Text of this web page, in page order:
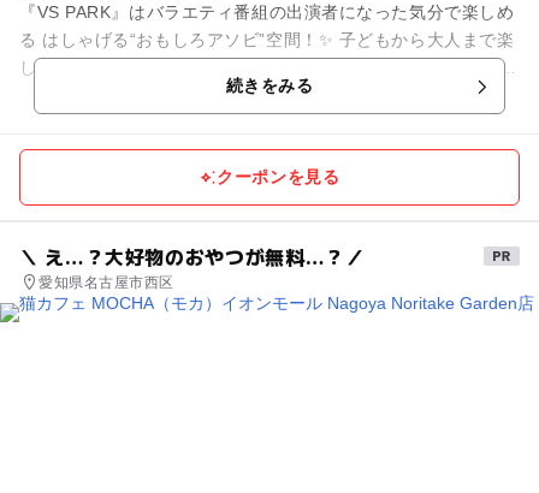
『VS PARK』はバラエティ番組の出演者になった気分で楽しめ
る はしゃげる“おもしろアソビ”空間！✨ 子どもから大人まで楽
しめる、遊んでいる人も、見ている人も一緒に盛り上がれる“は
続きをみる
クーポンを見る
＼ え…？大好物のおやつが無料…？／
愛知県名古屋市西区